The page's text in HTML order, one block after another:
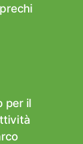
per il